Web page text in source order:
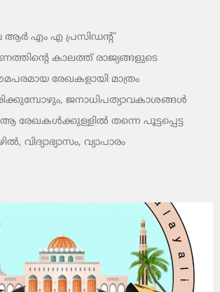
എം എ പ്രസിഡന്റ്
കാലത്ത് രാജ്യങ്ങളുടെ
രേഖകളായി മാത്രം
ജനാധിപത്യാവകാശങ്ങൾ
രേഖകൾക്കുള്ളിൽ തന്നെ പൂട്ടപ്പെട്ട
വിദ്യാഭ്യാസം, വ്യാപാരം